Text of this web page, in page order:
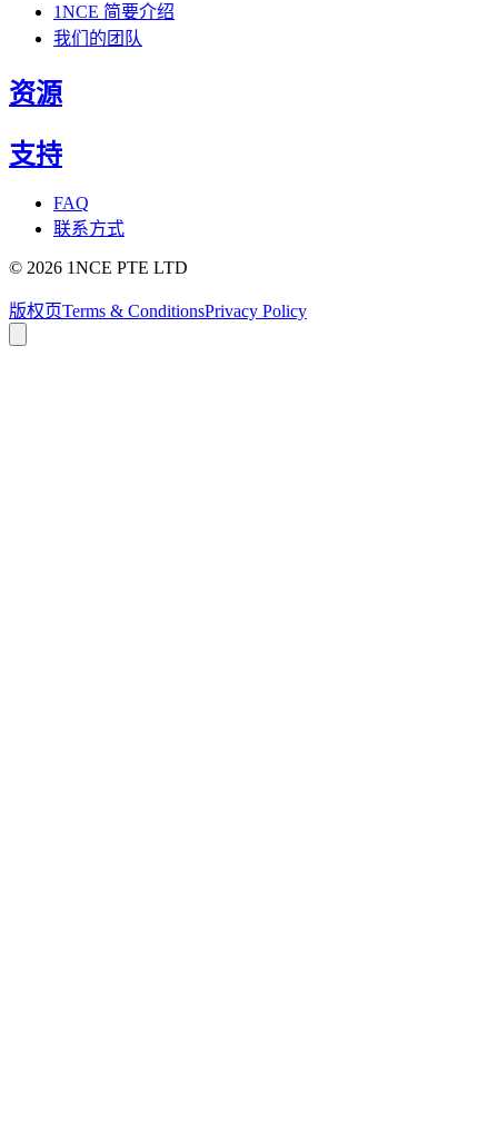
1NCE 简要介绍
我们的团队
资源
支持
FAQ
联系方式
© 2026 1NCE PTE LTD
版权页Terms & ConditionsPrivacy Policy